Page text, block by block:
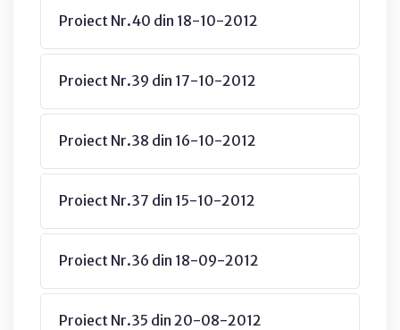
Proiect Nr.40 din 18-10-2012
Proiect Nr.39 din 17-10-2012
Proiect Nr.38 din 16-10-2012
Proiect Nr.37 din 15-10-2012
Proiect Nr.36 din 18-09-2012
Proiect Nr.35 din 20-08-2012